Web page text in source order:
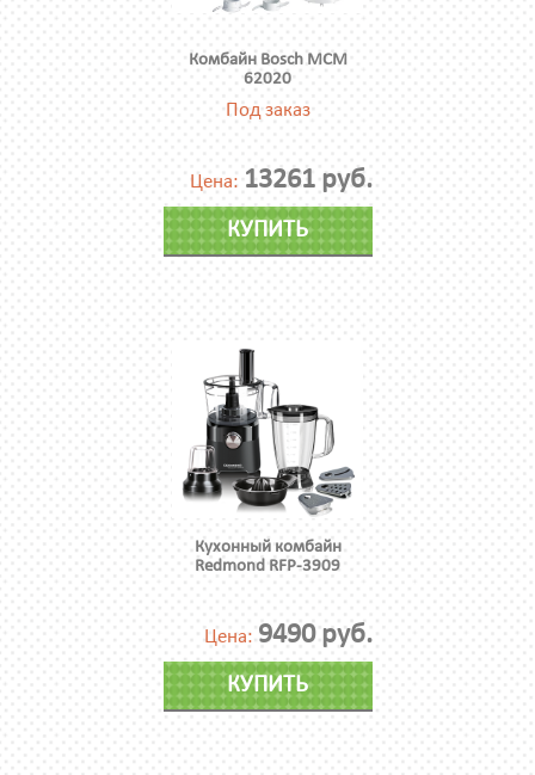
Комбайн Bosch MCM
62020
Под заказ
Цена: 13261 руб.
КУПИТЬ
Кухонный комбайн
Redmond RFP-3909
Цена: 9490 руб.
КУПИТЬ